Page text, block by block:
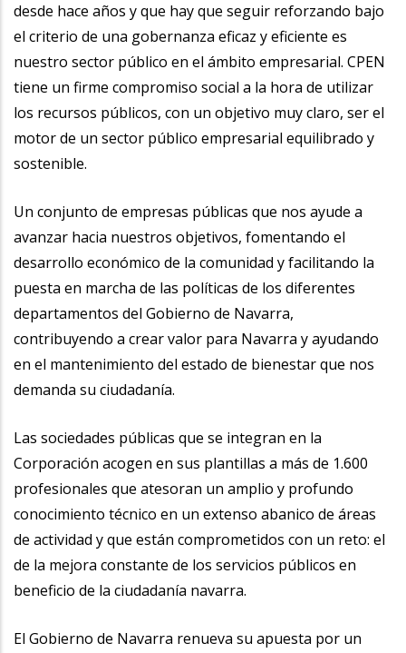
desde hace años y que hay que seguir reforzando bajo
el criterio de una gobernanza eficaz y eficiente es
nuestro sector público en el ámbito empresarial. CPEN
tiene un firme compromiso social a la hora de utilizar
los recursos públicos, con un objetivo muy claro, ser el
motor de un sector público empresarial equilibrado y
sostenible.
Un conjunto de empresas públicas que nos ayude a
avanzar hacia nuestros objetivos, fomentando el
desarrollo económico de la comunidad y facilitando la
puesta en marcha de las políticas de los diferentes
departamentos del Gobierno de Navarra,
contribuyendo a crear valor para Navarra y ayudando
en el mantenimiento del estado de bienestar que nos
demanda su ciudadanía.
Las sociedades públicas que se integran en la
Corporación acogen en sus plantillas a más de 1.600
profesionales que atesoran un amplio y profundo
conocimiento técnico en un extenso abanico de áreas
de actividad y que están comprometidos con un reto: el
de la mejora constante de los servicios públicos en
beneficio de la ciudadanía navarra.
El Gobierno de Navarra renueva su apuesta por un